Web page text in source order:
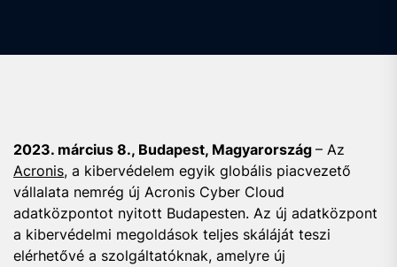
2023. március 8., Budapest, Magyarország – Az
Acronis, a kibervédelem egyik globális piacvezető
vállalata nemrég új Acronis Cyber Cloud
adatközpontot nyitott Budapesten. Az új adatközpont
a kibervédelmi megoldások teljes skáláját teszi
elérhetővé a szolgáltatóknak, amelyre új